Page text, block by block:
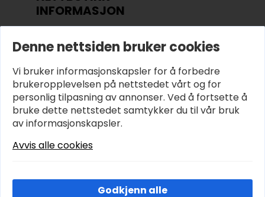
INFORMASJON
OM OSS
KJØPSVILKÅR OG BETINGELSER
PERSONVERN
Denne nettsiden bruker cookies
Vi bruker informasjonskapsler for å forbedre
brukeropplevelsen på nettstedet vårt og for
personlig tilpasning av annonser. Ved å fortsette å
bruke dette nettstedet samtykker du til vår bruk
av informasjonskapsler.
Avvis alle cookies
Godkjenn alle